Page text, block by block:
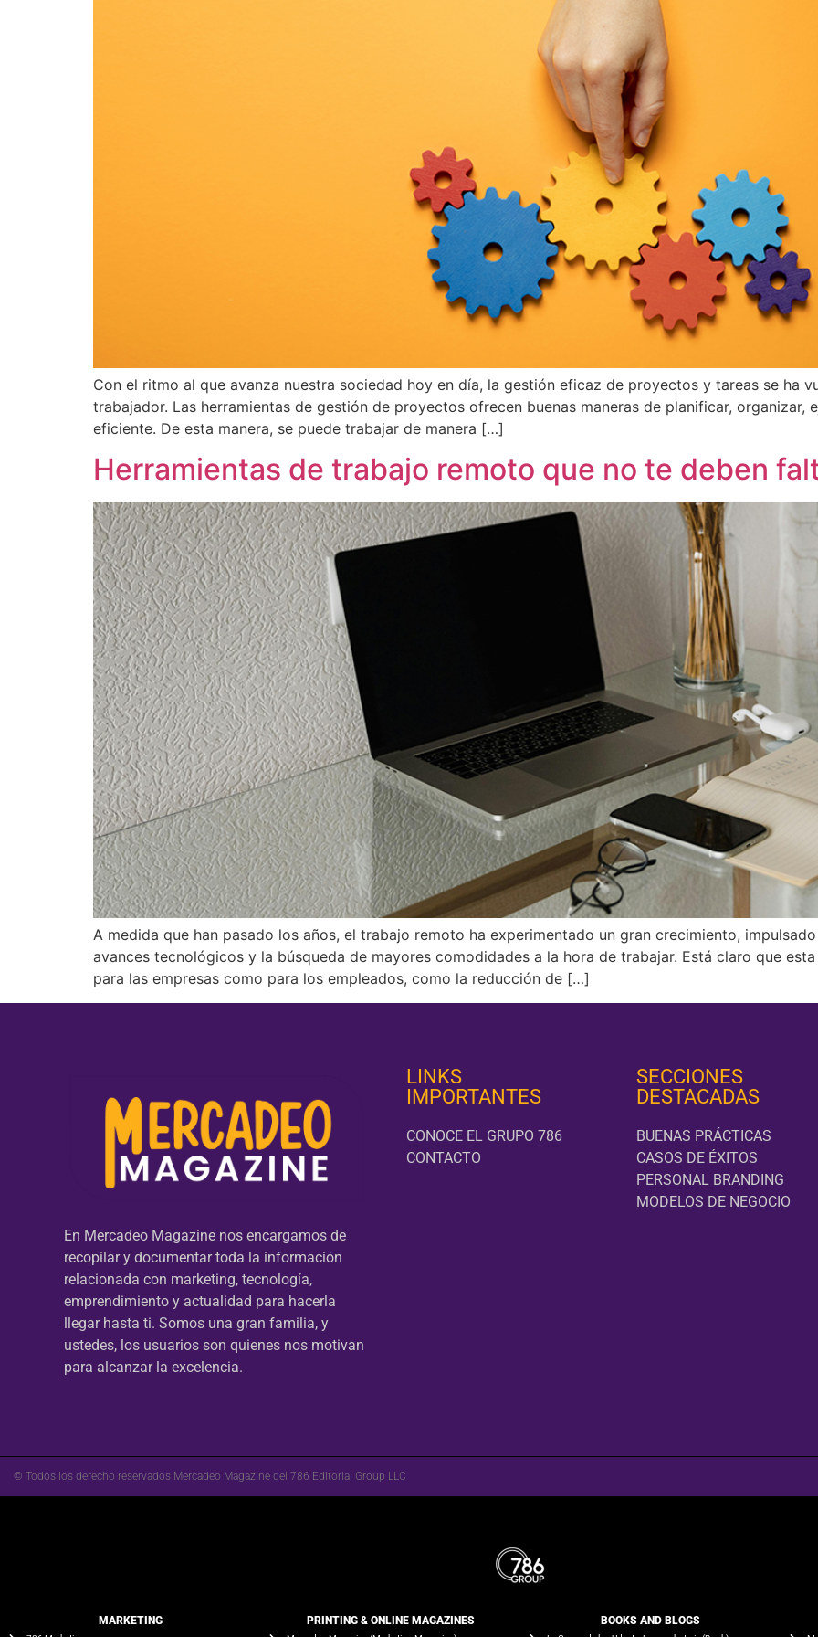
Con el ritmo al que avanza nuestra sociedad hoy en día, la gestión eficaz de proyectos y tareas se ha
trabajador. Las herramientas de gestión de proyectos ofrecen buenas maneras de planificar, organizar,
eficiente. De esta manera, se puede trabajar de manera […]
Herramientas de trabajo remoto que no te deben
A medida que han pasado los años, el trabajo remoto ha experimentado un gran crecimiento,
avances tecnológicos y la búsqueda de mayores comodidades a la hora de trabajar. Está claro que
para las empresas como para los empleados, como la reducción de […]
En Mercadeo Magazine nos encargamos de
recopilar y documentar toda la información
relacionada con marketing, tecnología,
emprendimiento y actualidad para hacerla
llegar hasta ti. Somos una gran familia, y
ustedes, los usuarios son quienes nos motivan
para alcanzar la excelencia.
LINKS
IMPORTANTES
CONOCE EL GRUPO 786
CONTACTO
SECCIONES
DESTACADAS
BUENAS PRÁCTICAS
CASOS DE ÉXITOS
PERSONAL BRANDING
MODELOS DE NEGOCIO
© Todos los derecho reservados Mercadeo Magazine del 786 Editorial Group LLC
MARKETING PRINTING & ONLINE MAGAZINES BOOKS AND BLOGS​